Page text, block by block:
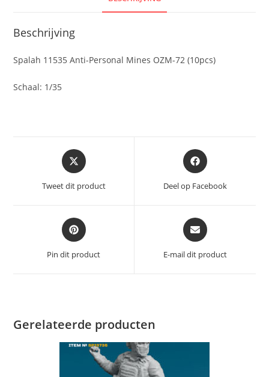
Beschrijving
Spalah 11535 Anti-Personal Mines OZM-72 (10pcs)
Schaal: 1/35
Opent
in
een
nieuw
Tweet dit product
Opent
in
nieuw
Deel op Facebook
Opent
in
een
nieuw
Pin dit product
Opent
in
een
nieuw
E-mail dit product
Gerelateerde producten